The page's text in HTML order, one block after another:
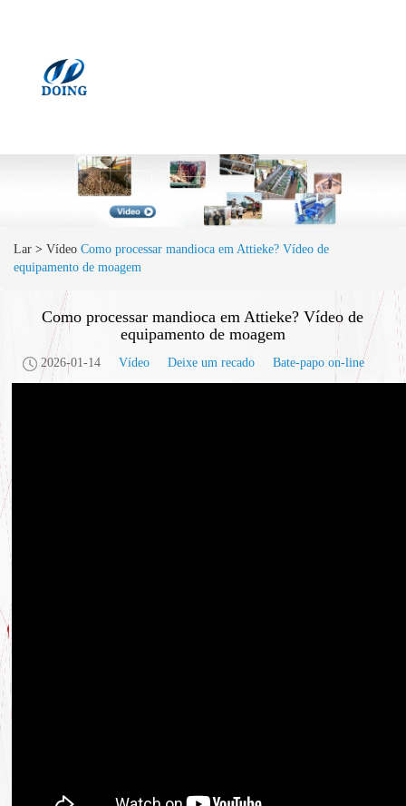
Lar > Vídeo Como processar mandioca em Attieke? Vídeo de
equipamento de moagem
Como processar mandioca em Attieke? Vídeo de
equipamento de moagem
2026-01-14 Vídeo Deixe um recado Bate-papo on-line